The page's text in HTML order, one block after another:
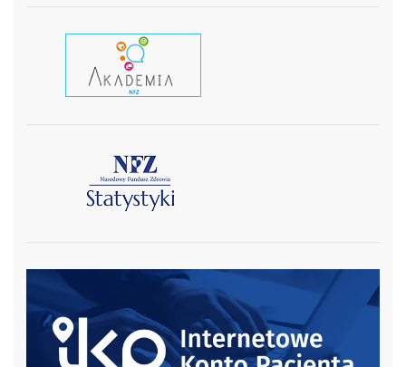
czytaj więcej